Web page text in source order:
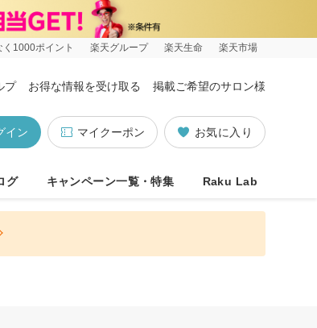
1000ポイント 楽天グループ 楽天生命 楽天市場
プ お得な情報を受け取る 掲載ご希望のサロン様
お気に入り
マイクーポン
イン
グ キャンペーン一覧・特集 Raku Lab